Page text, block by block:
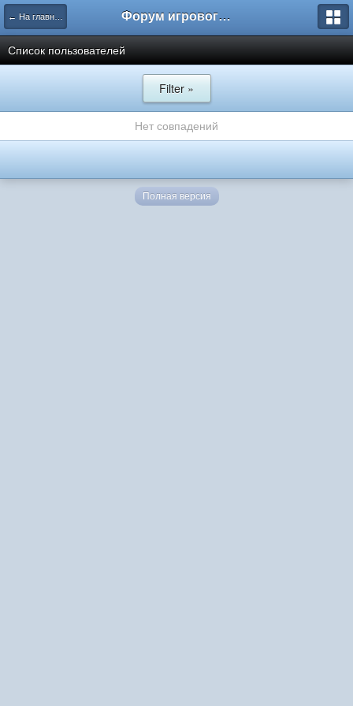
← На главную Форум игрового проекта Riverrise
Список пользователей
Filter »
Нет совпадений
Полная версия